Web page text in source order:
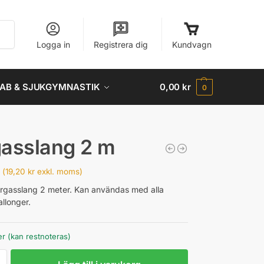
Logga in Registrera dig Kundvagn
& SJUKGYMNASTIK 0,00 kr 0
2 m
(19,20 kr exkl. moms)
2 meter. Kan användas med alla
(kan restnoteras)